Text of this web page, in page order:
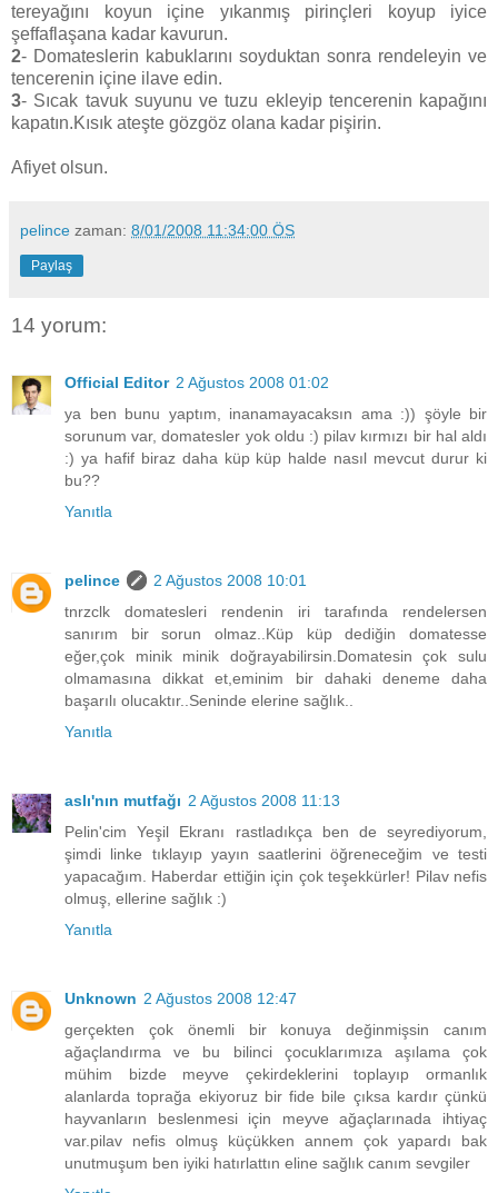
tereyağını koyun içine yıkanmış pirinçleri koyup iyice
şeffaflaşana kadar kavurun.
2- Domateslerin kabuklarını soyduktan sonra rendeleyin ve
tencerenin içine ilave edin.
3- Sıcak tavuk suyunu ve tuzu ekleyip tencerenin kapağını
kapatın.Kısık ateşte gözgöz olana kadar pişirin.
Afiyet olsun.
pelince zaman: 8/01/2008 11:34:00 ÖS
Paylaş
14 yorum:
Official Editor 2 Ağustos 2008 01:02
ya ben bunu yaptım, inanamayacaksın ama :)) şöyle bir
sorunum var, domatesler yok oldu :) pilav kırmızı bir hal aldı
:) ya hafif biraz daha küp küp halde nasıl mevcut durur ki
bu??
Yanıtla
pelince
2 Ağustos 2008 10:01
tnrzclk domatesleri rendenin iri tarafında rendelersen
sanırım bir sorun olmaz..Küp küp dediğin domatesse
eğer,çok minik minik doğrayabilirsin.Domatesin çok sulu
olmamasına dikkat et,eminim bir dahaki deneme daha
başarılı olucaktır..Seninde elerine sağlık..
Yanıtla
aslı'nın mutfağı 2 Ağustos 2008 11:13
Pelin'cim Yeşil Ekranı rastladıkça ben de seyrediyorum,
şimdi linke tıklayıp yayın saatlerini öğreneceğim ve testi
yapacağım. Haberdar ettiğin için çok teşekkürler! Pilav nefis
olmuş, ellerine sağlık :)
Yanıtla
Unknown 2 Ağustos 2008 12:47
gerçekten çok önemli bir konuya değinmişsin canım
ağaçlandırma ve bu bilinci çocuklarımıza aşılama çok
mühim bizde meyve çekirdeklerini toplayıp ormanlık
alanlarda toprağa ekiyoruz bir fide bile çıksa kardır çünkü
hayvanların beslenmesi için meyve ağaçlarınada ihtiyaç
var.pilav nefis olmuş küçükken annem çok yapardı bak
unutmuşum ben iyiki hatırlattın eline sağlık canım sevgiler